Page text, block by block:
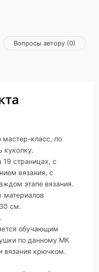
Вопросы автору (0)
класс, по
куколку.
19 страницах, с
вязания, с
этапе вязания.
материалов
см.
обучающим
по данному МК
вязания крючком.